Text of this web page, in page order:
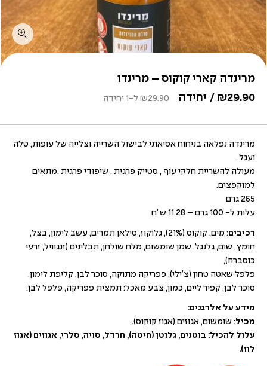
מרינדה קארי קוקוס – מרינדו
₪29.90 / יחידה ₪29.90 ל-1 יחידה
מרינדה נפלאה בניחוח אסיאתי לבישול השרייה וצלייה של עופות, טלה
ועגל.
מעולה להשריית חלקי עוף , סטייק פרגית , שיפודי פרגית ,מתאים
למוקפצים.
265 גרם
עלות ל- 100 גרם – 11.28 ש”ח
רכיבים
: מים, קוקוס (21%), גלוקוז, סילאן תמרים, עשב לימון, בצל,
חומץ, שום, גלנגל, שמן שומשום, מלח שולחן, תבלינים (זנגוויל, זרעי
כוסברה),
פלפל שאטה טחון (צ’ילי), פפריקה מתוקה, סוכר לבן, קליפת לימון,
סוכר לבן, קפיר ליים, כמון, צבע מאכל: תמצית פפריקה, פלפל לבן.
מידע על אלרגנים:
מכיל: שומשום, אגוזים (אגוז קוקוס).
עלול להכיל: בוטנים, גלוטן (חיטה), חרדל, סויה, סלרי, אגוזים (אגוז
לוז).